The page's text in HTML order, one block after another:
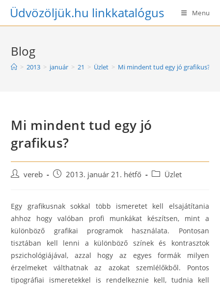
SkipÜdvözöljük.hu linkkatalógus Menu
Blog
> 2013 > január > 21 > Üzlet > Mi mindent tud egy jó grafikus?
Mi mindent tud egy jó
grafikus?
Postvereb
Post2013. január 21. hétfő
PostÜzlet
Egy grafikusnak sokkal több ismeretet kell elsajátítania
ahhoz hogy valóban profi munkákat készítsen, mint a
különböző grafikai programok használata. Pontosan
tisztában kell lenni a különböző színek és kontrasztok
pszichológiájával, azzal hogy az egyes formák milyen
érzelmeket válthatnak az azokat szemlélőkből. Pontos
tipográfiai ismeretekkel is rendelkeznie kell, tudnia kell